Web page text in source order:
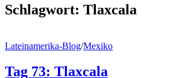
Schlagwort: Tlaxcala
Lateinamerika-Blog/Mexiko
Tag 73: Tlaxcala